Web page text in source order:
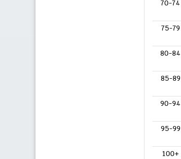
70-74
75-79
80-84
85-89
90-94
95-99
100+